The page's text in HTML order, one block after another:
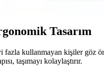
Tasarım
kullanmayan kişiler göz
taşımayı kolaylaştırır.